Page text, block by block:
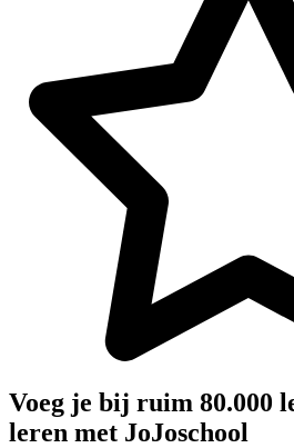
Voeg je bij ruim 80.000
leren met JoJoschool